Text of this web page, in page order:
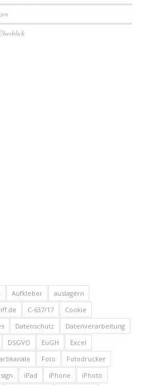
Aufkleber
auslagern
C-637/17
Cookie
Datenschutz
Datenverarbeitung
DSGVO EuGH
Excel
Foto
Fotodrucker
iPad iPhone
iPhoto